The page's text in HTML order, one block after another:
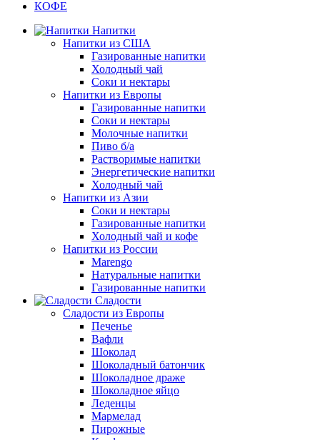
КОФЕ
Напитки
Напитки из США
Газированные напитки
Холодный чай
Соки и нектары
Напитки из Европы
Газированные напитки
Соки и нектары
Молочные напитки
Пиво б/а
Растворимые напитки
Энергетические напитки
Холодный чай
Напитки из Азии
Соки и нектары
Газированные напитки
Холодный чай и кофе
Напитки из России
Marengo
Натуральные напитки
Газированные напитки
Сладости
Сладости из Европы
Печенье
Вафли
Шоколад
Шоколадный батончик
Шоколадное драже
Шоколадное яйцо
Леденцы
Мармелад
Пирожные